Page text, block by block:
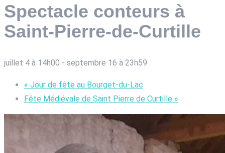
Spectacle conteurs à
Saint-Pierre-de-Curtille
juillet 4 à 14h00 - septembre 16 à 23h59
« Jour de fête au Bourget-du-Lac
Fête Médiévale de Saint Pierre de Curtille »